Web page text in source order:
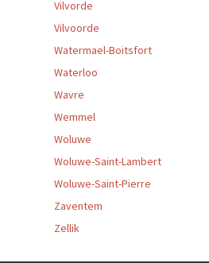
Vilvorde
Vilvoorde
Watermael-Boitsfort
Waterloo
Wavre
Wemmel
Woluwe
Woluwe-Saint-Lambert
Woluwe-Saint-Pierre
Zaventem
Zellik